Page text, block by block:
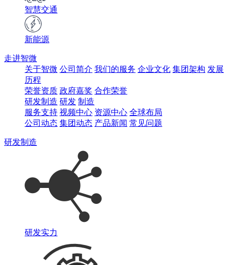
智慧交通
新能源
走进智微
关于智微 公司简介 我们的服务 企业文化 集团架构 发展
历程
荣誉资质 政府嘉奖 合作荣誉
研发制造 研发 制造
服务支持 视频中心 资源中心 全球布局
公司动态 集团动态 产品新闻 常见问题
研发制造
研发实力